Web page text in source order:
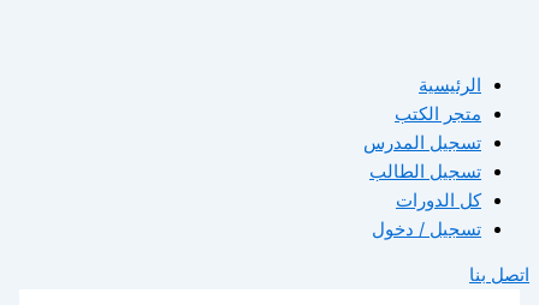
الرئيسية
متجر الكتب
تسجيل المدرس
تسجيل الطالب
كل الدورات
تسجيل / دخول
بنا